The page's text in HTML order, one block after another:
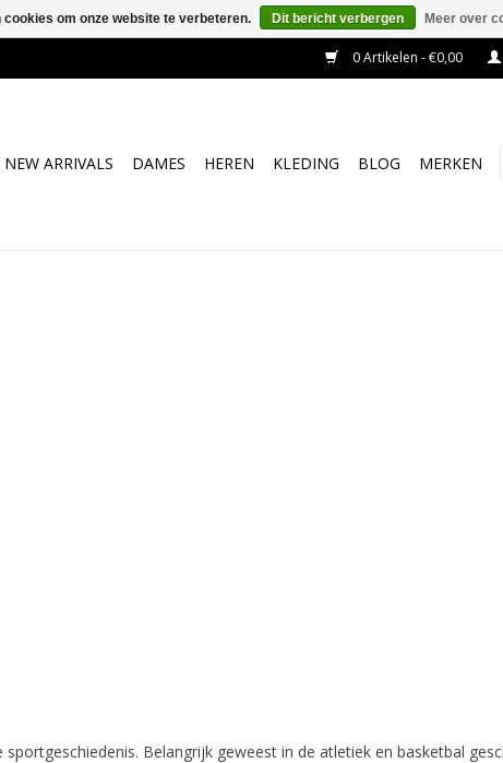
0 Artikelen - €0,00
NEW ARRIVALS DAMES HEREN KLEDING BLOG MERKEN
Belangrijk geweest in de atletiek en basketbal
om onze website te verbeteren. Dit bericht verbergen Meer over